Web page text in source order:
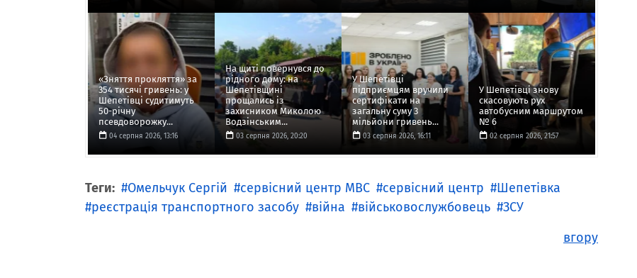
«Зняття прокляття» за
354 тисячі гривень: у
Шепетівці судитимуть
50-річну
псевдоворожку...
04 серпня 2026, 13:16
На щиті повернувся до
рідного дому: на
Шепетівщині
прощались із
захисником Миколою
Водзінським...
03 серпня 2026, 20:20
У Шепетівці
підприємцям вручили
сертифікати на
загальну суму 3
мільйони гривень...
03 серпня 2026, 16:11
У Шепетівці знову
скасовують рух
автобусним маршрутом
№ 6
02 серпня 2026, 21:57
Теги: Омельчук Сергій сервісний центр МВС сервісний центр
Шепетівка
реєстрація транспортного засобу
війна військовослужбовець
ЗСУ
вгору